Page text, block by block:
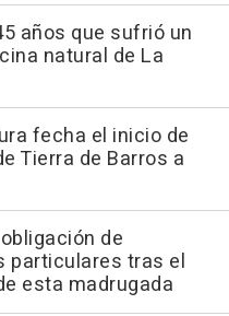
años que sufrió un
natural de La
fecha el inicio de
Tierra de Barros a
de
particulares tras el
esta madrugada